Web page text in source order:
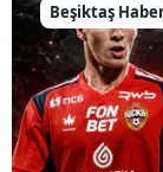
Beşiktaş